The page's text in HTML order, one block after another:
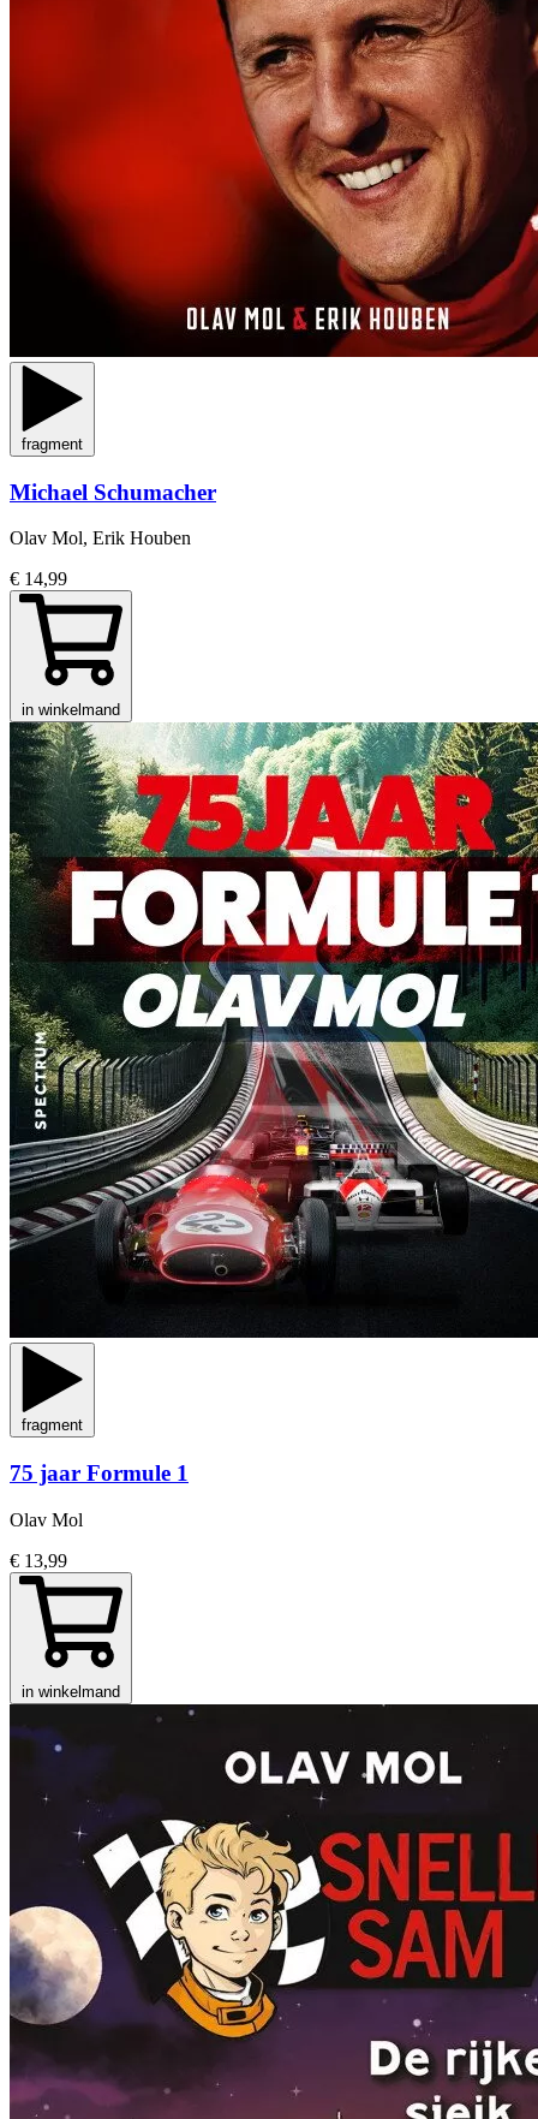
fragment
Michael Schumacher
Olav Mol, Erik Houben
€ 14,99
in winkelmand
fragment
75 jaar Formule 1
Olav Mol
€ 13,99
in winkelmand